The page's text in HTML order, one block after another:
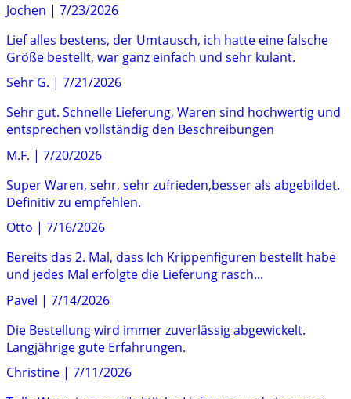
Jochen | 7/23/2026
Lief alles bestens, der Umtausch, ich hatte eine falsche
Größe bestellt, war ganz einfach und sehr kulant.
Sehr G. | 7/21/2026
Sehr gut. Schnelle Lieferung, Waren sind hochwertig und
entsprechen vollständig den Beschreibungen
M.F. | 7/20/2026
Super Waren, sehr, sehr zufrieden,besser als abgebildet.
Definitiv zu empfehlen.
Otto | 7/16/2026
Bereits das 2. Mal, dass Ich Krippenfiguren bestellt habe
und jedes Mal erfolgte die Lieferung rasch...
Pavel | 7/14/2026
Die Bestellung wird immer zuverlässig abgewickelt.
Langjährige gute Erfahrungen.
Christine | 7/11/2026